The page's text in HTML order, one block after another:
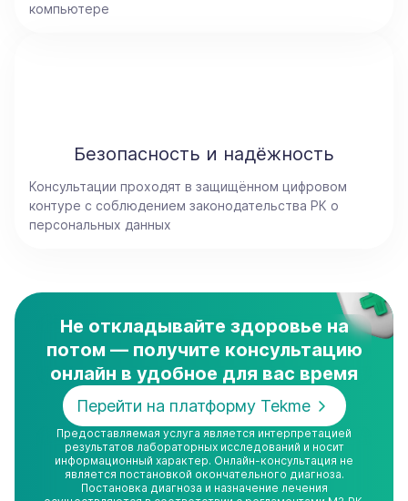
компьютере
Безопасность и надёжность
Консультации проходят в защищённом цифровом
контуре с соблюдением законодательства РК о
персональных данных
Не откладывайте здоровье на
потом — получите консультацию
онлайн в удобное для вас время
Перейти на платформу Tekme
Предоставляемая услуга является интерпретацией
результатов лабораторных исследований и носит
информационный характер. Онлайн-консультация не
является постановкой окончательного диагноза.
Постановка диагноза и назначение лечения